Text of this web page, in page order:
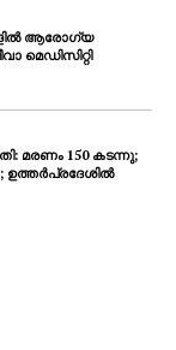
ആരോഗ്യ
മെഡിസിറ്റി
മരണം 150 കടന്നു;
ഉത്തർപ്രദേശിൽ